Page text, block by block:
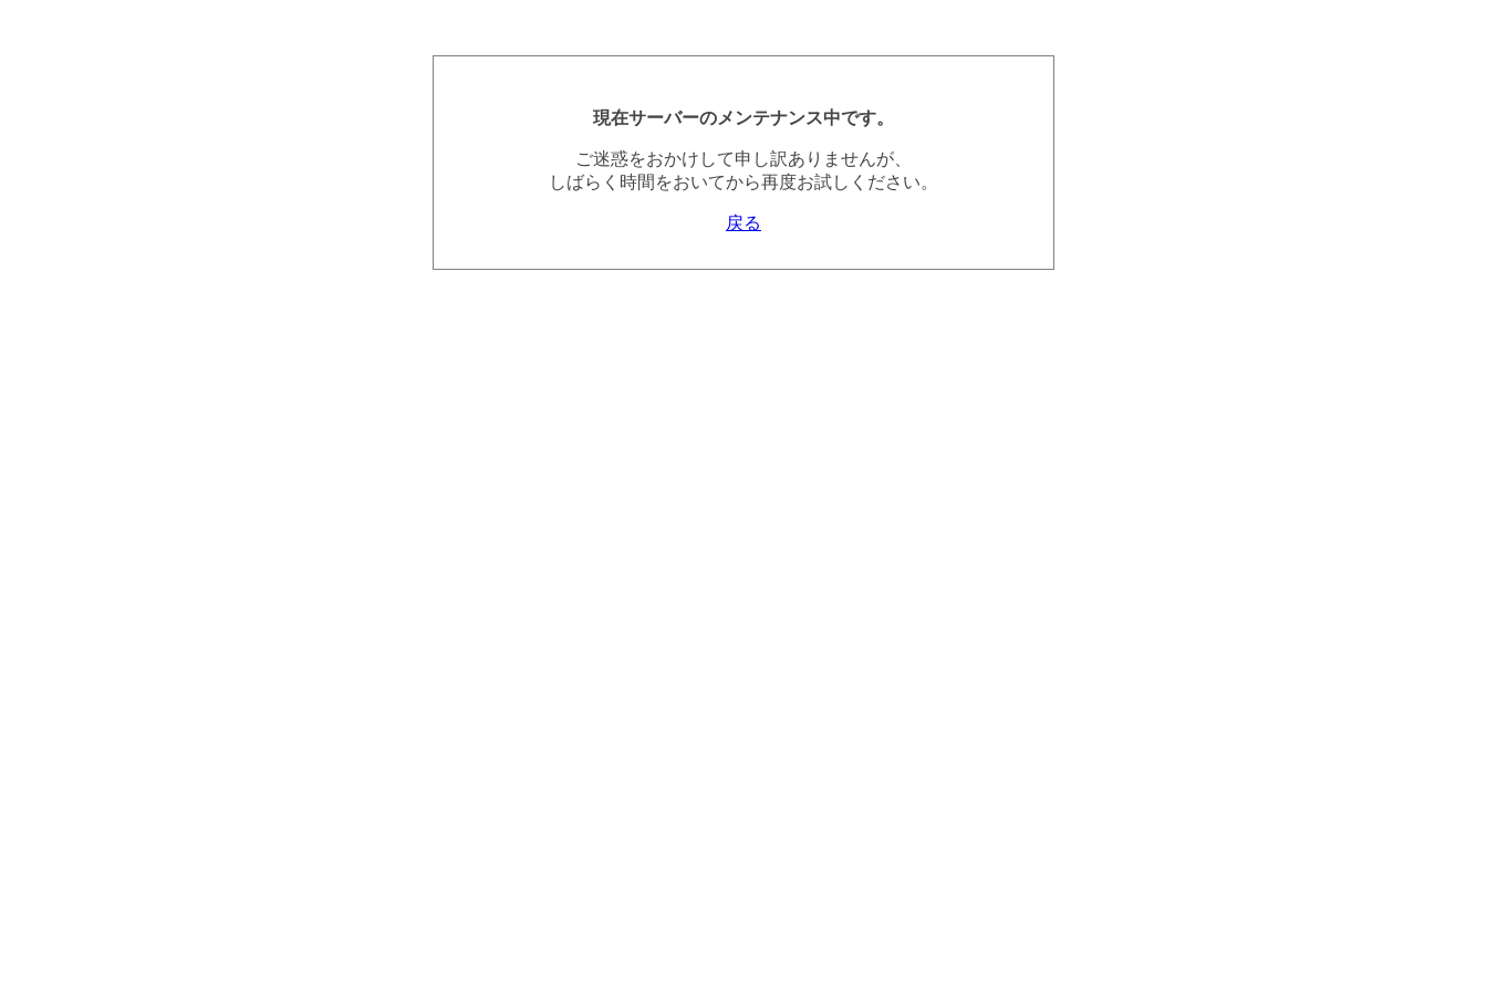
現在サーバーのメンテナンス中です。
ご迷惑をおかけして申し訳ありませんが、
しばらく時間をおいてから再度お試しください。
戻る